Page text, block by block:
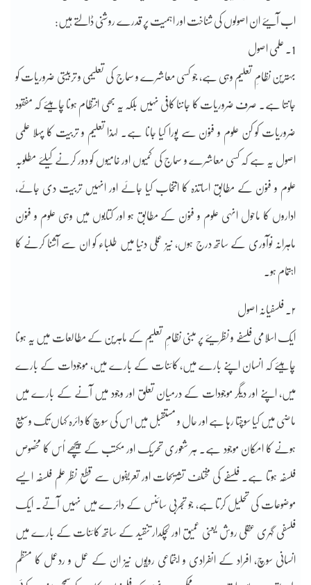
اب آیئے ان اصولوں کی شناخت اور اہمیت پر قدرے روشنی ڈالتے ہیں:
1۔ علمی اصول
بہترین نظامِ تعلیم وہی ہے، جو کسی معاشرے و سماج کی تعلیمی و تربیتی ضروریات کو
جانتا ہے۔ صرف ضروریات کا جاننا کافی نہیں بلکہ یہ بھی انتظام ہونا چاہیئے کہ مفقود
ضروریات کو کن علوم و فنون سے پورا کیا جانا ہے۔ لہذا تعلیم و تربیت کا پہلا علمی
اصول یہ ہے کہ کسی معاشرے و سماج کی کمیوں اور خامیوں کو دور کرنے کیلئے مطلوبہ
علوم و فنون کے مطابق اساتذہ کا انتخاب کیا جائے اور انہیں تربیت دی جائے،
اداروں کا ماحول انہی علوم و فنون کے مطابق ہو اور کتابوں میں وہی علوم و فنون
ماہرانہ نوآوری کے ساتھ درج ہوں، نیز عملی دنیا میں طلباء کو ان سے آشنا کرنے کا
اہتمام ہو۔
۲۔ فلسفیانہ اصول
ایک اسلامی فلسفے و نظریئے پر مبنی نظامِ تعلیم کے ماہرین کے مطالعات میں یہ ہونا
چاہیئے کہ انسان اپنے بارے میں، کائنات کے بارے میں، موجودات کے بارے
میں، اپنے اور دیگر موجودات کے درمیان تعلق اور وجود میں آنے کے بارے میں
ماضی میں کیا سوچتا رہا ہے اور حال و مستقبل میں اس کی سوچ کا دائرہ کہاں تک وسیع
ہونے کا امکان موجود ہے۔ ہر شعوری تحریک اور مکتب کے پیچھے اُس کا مخصوص
فلسفہ ہوتا ہے۔ فلسفے کی مختلف تشریحات اور تعریفوں سے قطع نظر علم فلسفہ ایسے
موضوعات کی تحلیل کرتا ہے، جو تجربی سائنس کے دائرے میں نہیں آتے۔ ایک
فلسفی گہری عقلی روش یعنی عمیق اور لچکدار تنقید کے ساتھ کائنات کے بارے میں
انسانی سوچ، افراد کے انفرادی و اجتماعی رویّوں نیز ان کے عمل و ردعمل کا منظم